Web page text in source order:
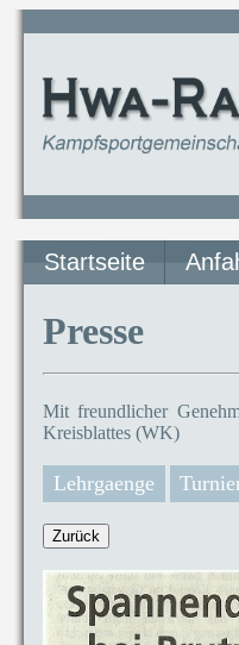
Startseite
Presse
Mit freundlicher
Kreisblattes (WK)
Lehrgaenge